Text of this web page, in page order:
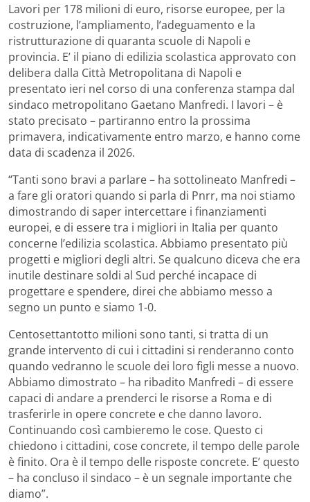
Lavori per 178 milioni di euro, risorse europee, per la
costruzione, l’ampliamento, l’adeguamento e la
ristrutturazione di quaranta scuole di Napoli e
provincia. E’ il piano di edilizia scolastica approvato con
delibera dalla Città Metropolitana di Napoli e
presentato ieri nel corso di una conferenza stampa dal
sindaco metropolitano Gaetano Manfredi. I lavori – è
stato precisato – partiranno entro la prossima
primavera, indicativamente entro marzo, e hanno come
data di scadenza il 2026.
“Tanti sono bravi a parlare – ha sottolineato Manfredi –
a fare gli oratori quando si parla di Pnrr, ma noi stiamo
dimostrando di saper intercettare i finanziamenti
europei, e di essere tra i migliori in Italia per quanto
concerne l’edilizia scolastica. Abbiamo presentato più
progetti e migliori degli altri. Se qualcuno diceva che era
inutile destinare soldi al Sud perché incapace di
progettare e spendere, direi che abbiamo messo a
segno un punto e siamo 1-0.
Centosettantotto milioni sono tanti, si tratta di un
grande intervento di cui i cittadini si renderanno conto
quando vedranno le scuole dei loro figli messe a nuovo.
Abbiamo dimostrato – ha ribadito Manfredi – di essere
capaci di andare a prenderci le risorse a Roma e di
trasferirle in opere concrete e che danno lavoro.
Continuando così cambieremo le cose. Questo ci
chiedono i cittadini, cose concrete, il tempo delle parole
è finito. Ora è il tempo delle risposte concrete. E’ questo
– ha concluso il sindaco – è un segnale importante che
diamo”.